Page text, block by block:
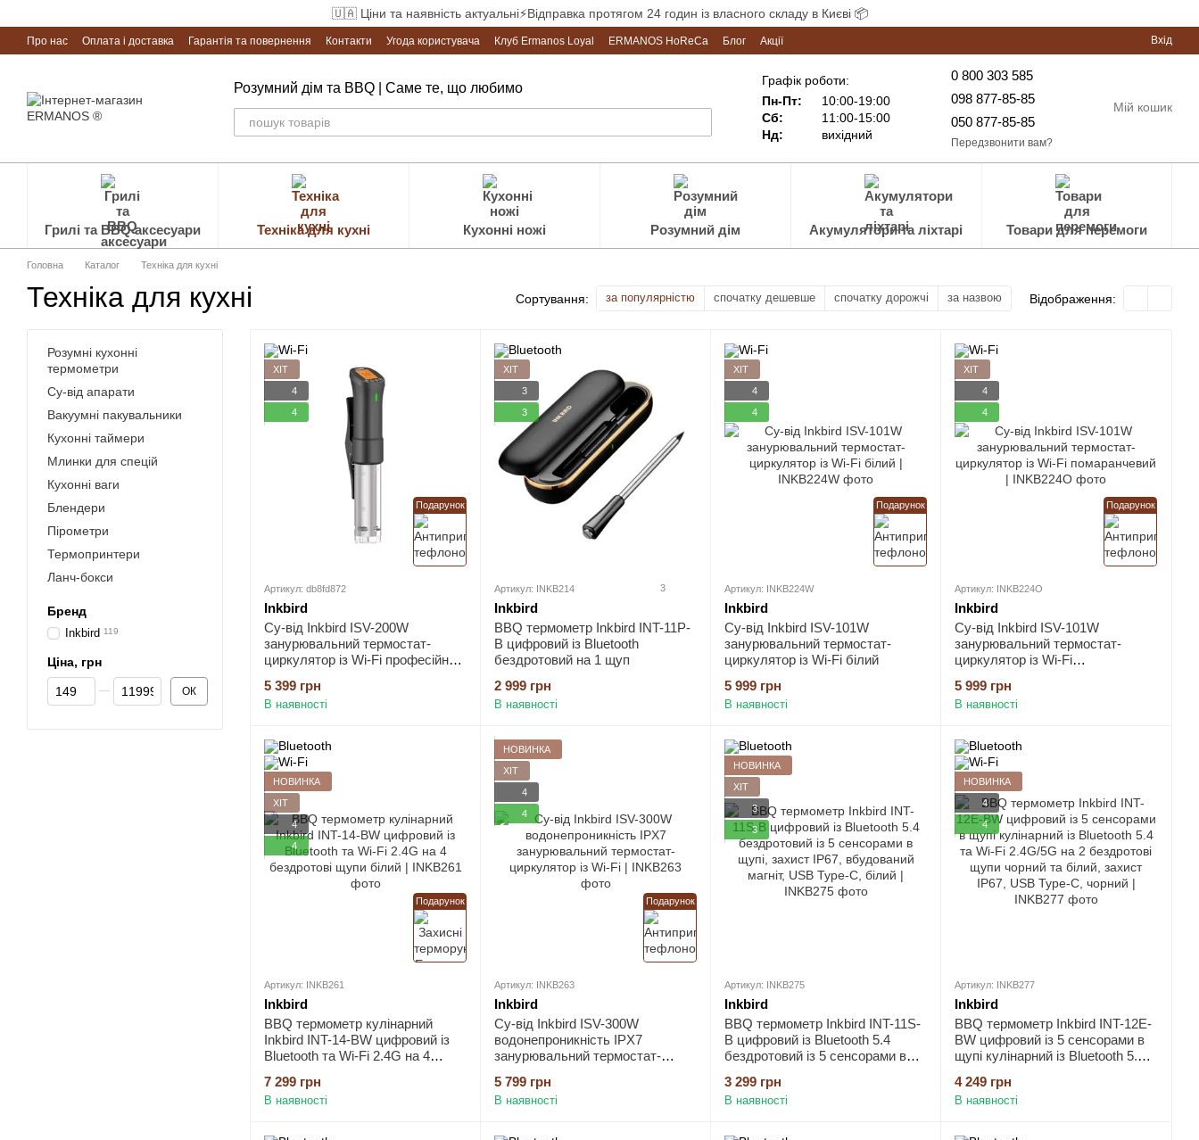
🇺🇦 Ціни та наявність актуальні⚡Відправка протягом 24 годин із власного складу в Києві 📦
Про нас Оплата і доставка Гарантія та повернення Контакти Угода користувача Клуб Ermanos Loyal ERMANOS HoReCa Блог Акції Вхід
Розумний дім та BBQ | Саме те, що любимо
Графік роботи:
Пн-Пт:
10:00-19:00
Сб:
11:00-15:00
Нд:
вихідний
0 800 303 585
098 877-85-85
050 877-85-85
Передзвонити вам?
Мій кошик
Грилі та BBQ аксесуари Техніка для кухні Кухонні ножі Розумний дім Акумулятори та ліхтарі Товари для перемоги
Головна Каталог Техніка для кухні
Техніка для кухні Сортування: за популярністю спочатку дешевше спочатку дорожчі за назвою Відображення:
Подарунок
ХІТ
4
4
Артикул: db8fd872
Inkbird
Су-від Inkbird ISV-200W
занурювальний термостат-
циркулятор із Wi-Fi професійний
керуванням зі смартфона,
таймером та точністю 0.1°C
5 399 грн
В наявності
ХІТ
3
3
Артикул: INKB214 3
Inkbird
BBQ термометр Inkbird INT-11P-
B цифровий із Bluetooth
бездротовий на 1 щуп
2 999 грн
В наявності
Подарунок
ХІТ
4
4
Артикул: INKB224W
Inkbird
Су-від Inkbird ISV-101W
занурювальний термостат-
циркулятор із Wi-Fi білий
5 999 грн
В наявності
Подарунок
ХІТ
4
4
Артикул: INKB224O
Inkbird
Су-від Inkbird ISV-101W
занурювальний термостат-
циркулятор із Wi-Fi
5 999 грн
В наявності
Подарунок
НОВИНКА
ХІТ
4
4
Артикул: INKB261
Inkbird
BBQ термометр кулінарний
Inkbird INT-14-BW цифровий із
Bluetooth та Wi-Fi 2.4G на 4
7 299 грн
В наявності
Подарунок
НОВИНКА
ХІТ
4
4
Артикул: INKB263
Inkbird
Су-від Inkbird ISV-300W
водонепроникність IPX7
занурювальний термостат-
5 799 грн
В наявності
НОВИНКА
ХІТ
3
3
Артикул: INKB275
Inkbird
BBQ термометр Inkbird INT-11S-
B цифровий із Bluetooth 5.4
бездротовий із 5 сенсорами в
магніт, USB Type-C, білий
3 299 грн
В наявності
НОВИНКА
4
4
Артикул: INKB277
Inkbird
BBQ термометр Inkbird INT-12E-
BW цифровий із 5 сенсорами в
щупі кулінарний із Bluetooth 5.4
щупи чорний та білий, захист
IP67, USB Type-C, чорний
4 249 грн
В наявності
Розумні кухонні
термометри
Су-від апарати
Вакуумні пакувальники
Кухонні таймери
Млинки для спецій
Кухонні ваги
Блендери
Пірометри
Термопринтери
Ланч-бокси
Бренд
Inkbird 119
Ціна, грн
Від Ціна, грн
До Ціна, грн ОК